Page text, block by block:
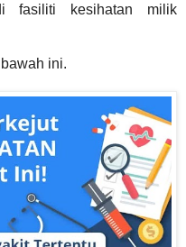
fasiliti kesihatan milik
ini.